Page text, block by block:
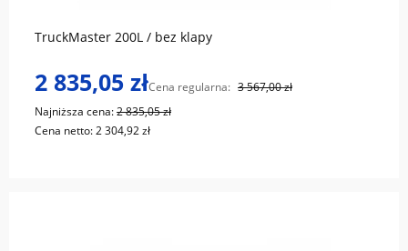
TruckMaster 200L / bez klapy
2 835,05 złCena regularna: 3 567,00 zł
Najniższa cena:2 835,05 zł
Cena netto:2 304,92 zł